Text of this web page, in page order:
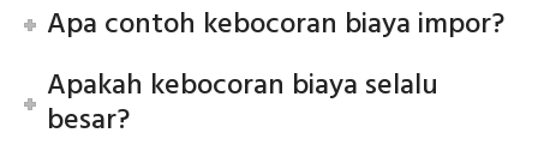
Apa contoh kebocoran biaya impor?
Apakah kebocoran biaya selalu
besar?